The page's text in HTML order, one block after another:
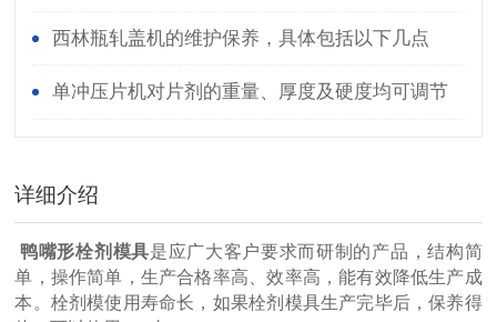
西林瓶轧盖机的维护保养，具体包括以下几点
单冲压片机对片剂的重量、厚度及硬度均可调节
详细介绍
鸭嘴形栓剂模具是应广大客户要求而研制的产品，结构简
单，操作简单，生产合格率高、效率高，能有效降低生产成
本。栓剂模使用寿命长，如果栓剂模具生产完毕后，保养得